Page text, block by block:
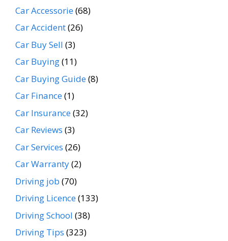
Car Accessorie(68)
Car Accident(26)
Car Buy Sell (3)
Car Buying(11)
Car Buying Guide(8)
Car Finance(1)
Car Insurance(32)
Car Reviews (3)
Car Services (26)
Car Warranty(2)
Driving job (70)
Driving Licence(133)
Driving School (38)
Driving Tips (323)